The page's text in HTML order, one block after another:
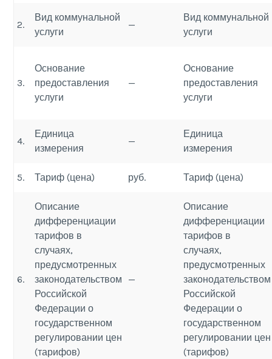
2.
Вид коммунальной
услуги
—
Вид коммунальной
услуги
3.
Основание
предоставления
услуги
—
Основание
предоставления
услуги
4.
Единица
измерения
—
Единица
измерения
5. Тариф (цена) руб. Тариф (цена)
6.
Описание
дифференциации
тарифов в
случаях,
предусмотренных
законодательством
Российской
Федерации о
государственном
регулировании цен
(тарифов)
—
Описание
дифференциации
тарифов в
случаях,
предусмотренных
законодательством
Российской
Федерации о
государственном
регулировании цен
(тарифов)